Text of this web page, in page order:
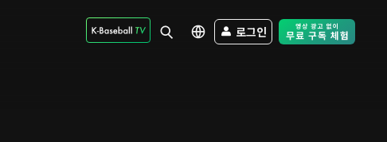
로그인 Free Trial -